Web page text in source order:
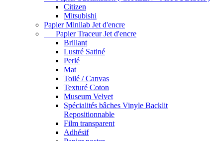
Citizen
Mitsubishi
Papier Minilab Jet d'encre
Papier Traceur Jet d'encre
Brillant
Lustré Satiné
Perlé
Mat
Toilé / Canvas
Texturé Coton
Museum Velvet
Spécialités bâches Vinyle Backlit
Repositionnable
Film transparent
Adhésif